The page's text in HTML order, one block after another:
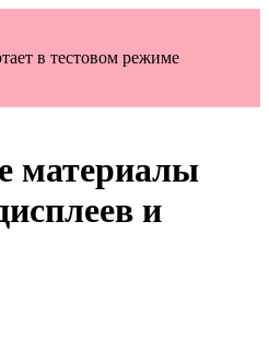
в тестовом режиме
материалы
и